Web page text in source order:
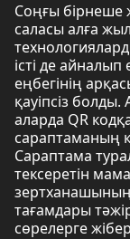
Соңғы бірнеше
саласы алға
істі де
еңбегінің
қауіпсіз
аларда QR
сараптаманың
Сараптама
тексеретін
зертханашының
тағамдары
сөрелерге